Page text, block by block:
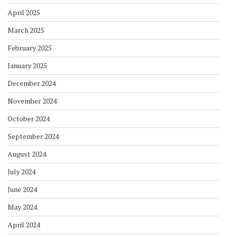
April 2025
March 2025
February 2025
January 2025
December 2024
November 2024
October 2024
September 2024
August 2024
July 2024
June 2024
May 2024
April 2024